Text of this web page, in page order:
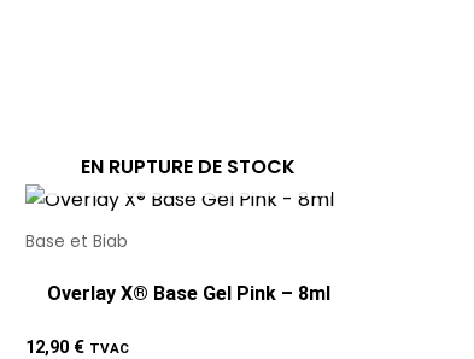
EN RUPTURE DE STOCK
Base et Biab
Overlay X® Base Gel Pink – 8ml
12,90 € TVAC